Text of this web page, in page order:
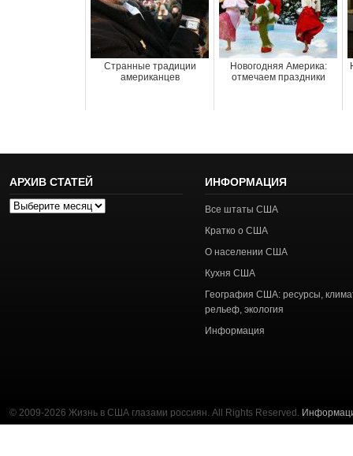
Странные традиции
американцев
Новогодняя Америка:
отмечаем праздники
АРХИВ СТАТЕЙ
Архив
ИНФОРМАЦИЯ
Все штаты США
Кратко о США
О населении США
Кухня США
География США: ресурсы,
рельеф, экология
Информация
© 2009-2026 Жизнь в США глазами россиян. All Rights Reserved.